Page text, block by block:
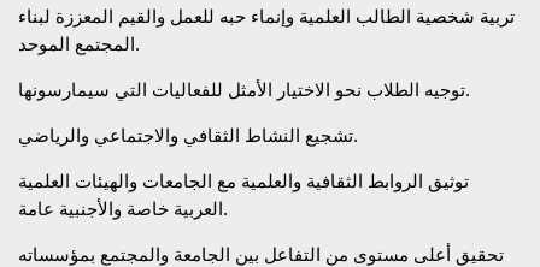
تربية شخصية الطالب العلمية وإنماء حبه للعمل والقيم المعززة لبناء
المجتمع الموحد.
توجيه الطلاب نحو الاختيار الأمثل للفعاليات التي سيمارسونها.
تشجيع النشاط الثقافي والاجتماعي والرياضي.
توثيق الروابط الثقافية والعلمية مع الجامعات والهيئات العلمية
العربية خاصة والأجنبية عامة.
تحقيق أعلى مستوى من التفاعل بين الجامعة والمجتمع بمؤسساته